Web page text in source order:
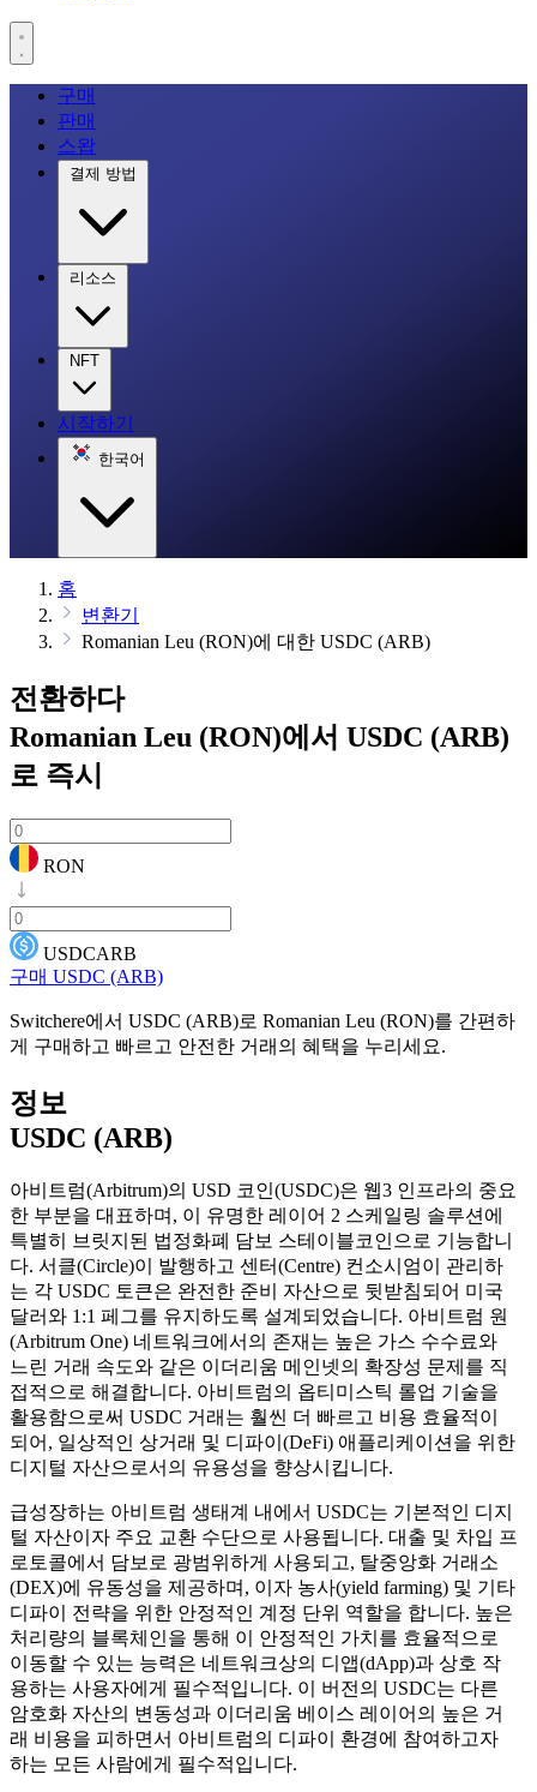
구매
판매
스왑
결제 방법
리소스
NFT
시작하기
한국어
홈
변환기
Romanian Leu (RON)에 대한 USDC (ARB)
전환하다
Romanian Leu (RON)에서 USDC (ARB)
로 즉시
RON
USDCARB
구매 USDC (ARB)
Switchere에서 USDC (ARB)로 Romanian Leu (RON)를 간편하
게 구매하고 빠르고 안전한 거래의 혜택을 누리세요.
정보
USDC (ARB)
아비트럼(Arbitrum)의 USD 코인(USDC)은 웹3 인프라의 중요
한 부분을 대표하며, 이 유명한 레이어 2 스케일링 솔루션에
특별히 브릿지된 법정화폐 담보 스테이블코인으로 기능합니
다. 서클(Circle)이 발행하고 센터(Centre) 컨소시엄이 관리하
는 각 USDC 토큰은 완전한 준비 자산으로 뒷받침되어 미국
달러와 1:1 페그를 유지하도록 설계되었습니다. 아비트럼 원
(Arbitrum One) 네트워크에서의 존재는 높은 가스 수수료와
느린 거래 속도와 같은 이더리움 메인넷의 확장성 문제를 직
접적으로 해결합니다. 아비트럼의 옵티미스틱 롤업 기술을
활용함으로써 USDC 거래는 훨씬 더 빠르고 비용 효율적이
되어, 일상적인 상거래 및 디파이(DeFi) 애플리케이션을 위한
디지털 자산으로서의 유용성을 향상시킵니다.
급성장하는 아비트럼 생태계 내에서 USDC는 기본적인 디지
털 자산이자 주요 교환 수단으로 사용됩니다. 대출 및 차입 프
로토콜에서 담보로 광범위하게 사용되고, 탈중앙화 거래소
(DEX)에 유동성을 제공하며, 이자 농사(yield farming) 및 기타
디파이 전략을 위한 안정적인 계정 단위 역할을 합니다. 높은
처리량의 블록체인을 통해 이 안정적인 가치를 효율적으로
이동할 수 있는 능력은 네트워크상의 디앱(dApp)과 상호 작
용하는 사용자에게 필수적입니다. 이 버전의 USDC는 다른
암호화 자산의 변동성과 이더리움 베이스 레이어의 높은 거
래 비용을 피하면서 아비트럼의 디파이 환경에 참여하고자
하는 모든 사람에게 필수적입니다.